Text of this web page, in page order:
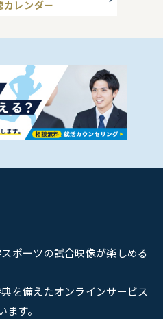
カレンダー
ポーツの試合映像が楽しめる
を備えたオンラインサービス
す。